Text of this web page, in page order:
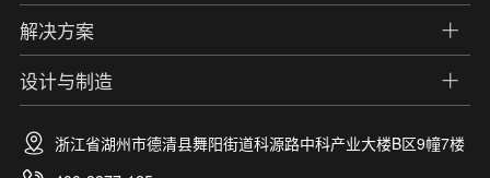
解决方案
设计与制造
浙江省湖州市德清县舞阳街道科源路中科产业大楼B区9幢7楼